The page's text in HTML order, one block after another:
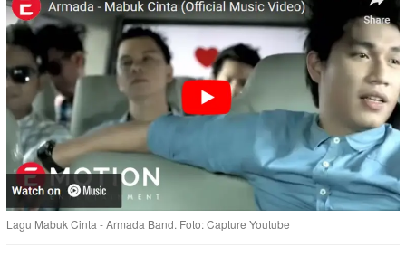
Lagu Mabuk Cinta - Armada Band. Foto: Capture Youtube